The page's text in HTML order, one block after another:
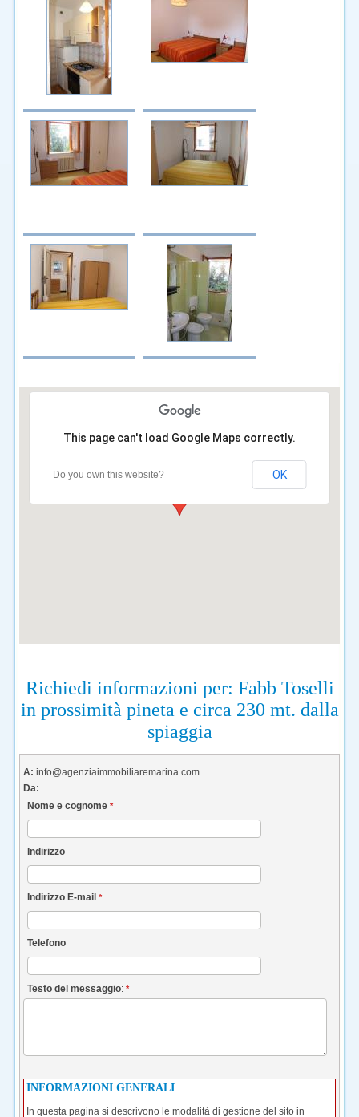
This page can't load Google Maps correctly.
Do you own this website? OK
Richiedi informazioni per: Fabb Toselli
in prossimità pineta e circa 230 mt. dalla
spiaggia
A: info@agenziaimmobiliaremarina.com
Da:
Nome e cognome *
Indirizzo
Indirizzo E-mail *
Telefono
Testo del messaggio: *